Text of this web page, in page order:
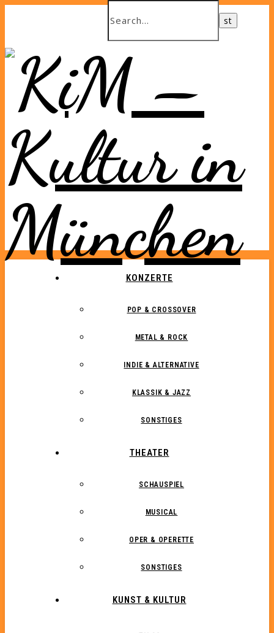
KONZERTE
POP & CROSSOVER
METAL & ROCK
INDIE & ALTERNATIVE
KLASSIK & JAZZ
SONSTIGES
THEATER
SCHAUSPIEL
MUSICAL
OPER & OPERETTE
SONSTIGES
KUNST & KULTUR